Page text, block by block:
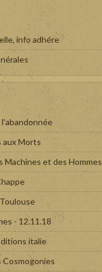
info adhére
l'abandonnée
aux Morts
Machines et des Hommes
- 12.11.18
italie
Cosmogonies